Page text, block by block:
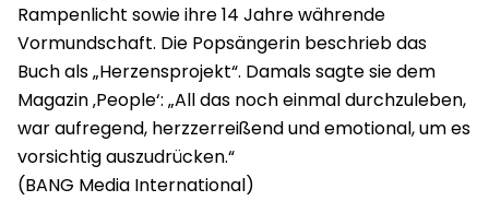
Rampenlicht sowie ihre 14 Jahre währende
Vormundschaft. Die Popsängerin beschrieb das
Buch als „Herzensprojekt“. Damals sagte sie dem
Magazin ‚People‘: „All das noch einmal durchzuleben,
war aufregend, herzzerreißend und emotional, um es
vorsichtig auszudrücken.“